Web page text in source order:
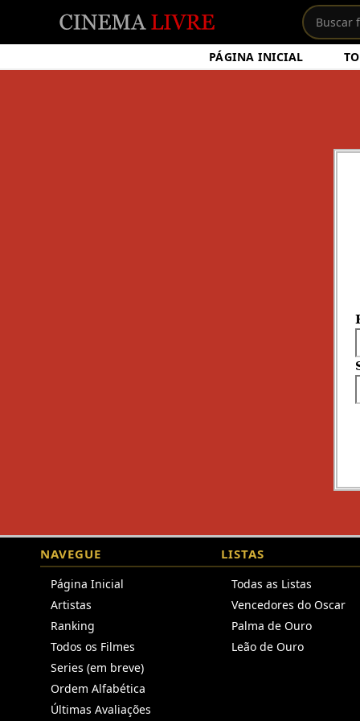
PÁGINA INICIAL
NAVEGUE
Página Inicial
Artistas
Ranking
Todos os Filmes
Series (em breve)
Ordem Alfabética
Últimas Avaliações
LISTAS
Todas as Listas
Vencedores do Oscar
Palma de Ouro
Leão de Ouro